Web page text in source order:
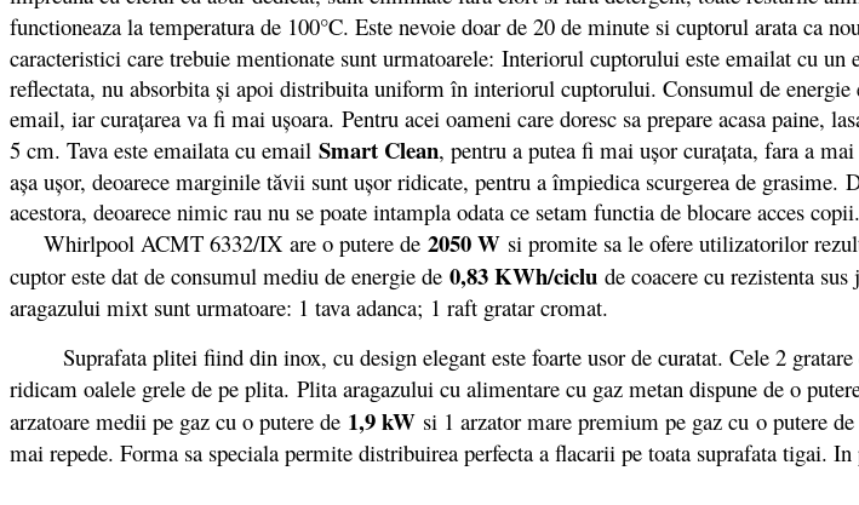
functioneaza la temperatura de 100°C. Este nevoie doar de 20 de minute si cuptorul arata ca
caracteristici care trebuie mentionate sunt urmatoarele: Interiorul cuptorului este emailat cu
reflectata, nu absorbita şi apoi distribuita uniform în interiorul cuptorului. Consumul de
email, iar curaţarea va fi mai uşoara. Pentru acei oameni care doresc sa prepare acasa paine,
5 cm. Tava este emailata cu email Smart Clean, pentru a putea fi mai ușor curațata, fara a
așa ușor, deoarece marginile tăvii sunt ușor ridicate, pentru a împiedica scurgerea de
acestora, deoarece nimic rau nu se poate intampla odata ce setam functia de blocare acces copii.
Whirlpool ACMT 6332/IX are o putere de 2050 W si promite sa le ofere utilizatorilor
cuptor este dat de consumul mediu de energie de 0,83 KWh/ciclu de coacere cu rezistenta
aragazului mixt sunt urmatoare: 1 tava adanca; 1 raft gratar cromat.
Suprafata plitei fiind din inox, cu design elegant este foarte usor de curatat. Cele 2
ridicam oalele grele de pe plita. Plita aragazului cu alimentare cu gaz metan dispune de o
arzatoare medii pe gaz cu o putere de 1,9 kW si 1 arzator mare premium pe gaz cu o putere de
mai repede. Forma sa speciala permite distribuirea perfecta a flacarii pe toata suprafata tigai.